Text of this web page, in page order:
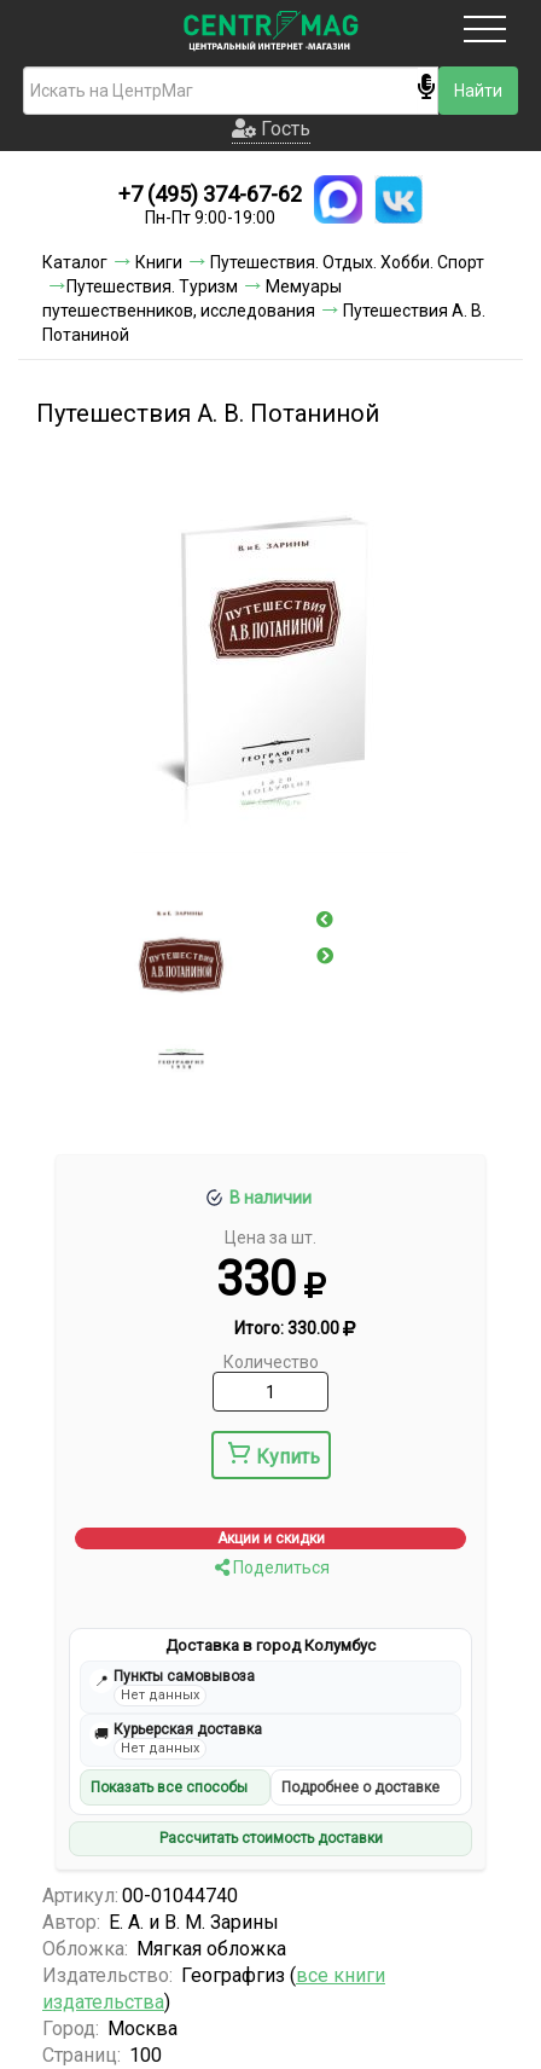
Гость
Новинки
Условия доставки
Условия оплаты
Акции и скидки
Гость
+7 (495) 374-67-62
Пн-Пт 9:00-19:00
Каталог Книги
Путешествия. Отдых. Хобби. Спорт
Путешествия. Туризм
Мемуары
путешественников, исследования
Путешествия А. В.
Потаниной
Путешествия А. В. Потаниной
В наличии
Цена за шт.
330
Итого:330.00
Количество
Купить
Акции и скидки
Поделиться
Доставка в город Колумбус
📍 Пункты самовывоза
Нет данных
🚚 Курьерская доставка
Нет данных
Показать все способы Подробнее о доставке
Рассчитать стоимость доставки
Артикул: 00-01044740
Автор: Е. А. и В. М. Зарины
Обложка: Мягкая обложка
Издательство: Географгиз (все книги
издательства)
Город: Москва
Страниц: 100